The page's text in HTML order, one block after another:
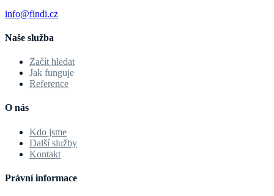
info@findi.cz
Naše služba
Začít hledat
Jak funguje
Reference
O nás
Kdo jsme
Další služby
Kontakt
Právní informace